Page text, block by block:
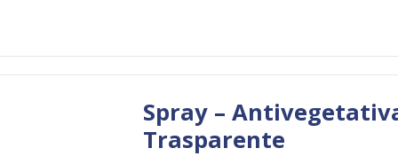
Spray –
Trasparente